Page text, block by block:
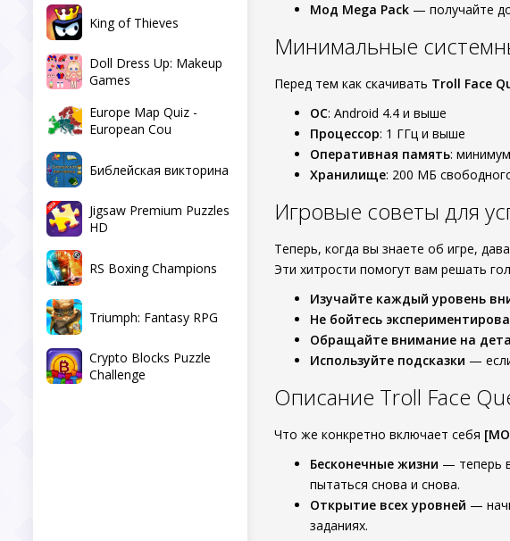
King of Thieves
Doll Dress Up: Makeup
Games
Europe Map Quiz -
European Cou
Библейская викторина
Jigsaw Premium Puzzles
HD
RS Boxing Champions
Triumph: Fantasy RPG
Crypto Blocks Puzzle
Challenge
Мод Mega Pack — получайте
Минимальные
Перед тем как скачивать Troll Face
ОС: Android 4.4 и выше
Процессор: 1 ГГц и выше
Оперативная память:
Хранилище: 200 МБ
Игровые советы для
Теперь, когда вы знаете об игре,
Эти хитрости помогут вам решать
Изучайте каждый уровень
Не бойтесь
Обращайте внимание на
Используйте подсказки —
Описание Troll Face
Что же конкретно включает себя
Бесконечные жизни — теперь
пытаться снова и снова.
Открытие всех уровней —
заданиях.